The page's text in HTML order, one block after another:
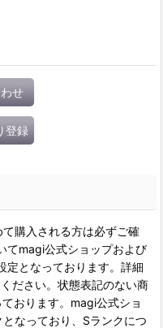
せ
登録
て購入される方は必ずご確
てmagi公式ショップおよび
定となっております。詳細
ださい。状態表記のない商
おります。magi公式ショ
なっており、Sランクにつ